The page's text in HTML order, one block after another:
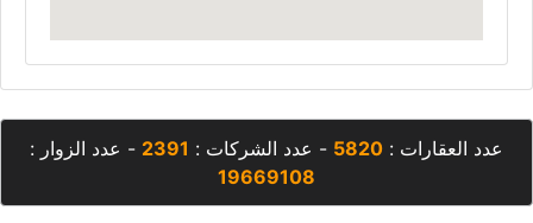
عدد العقارات : 5820 - عدد الشركات : 2391 - عدد الزوار :
19669108